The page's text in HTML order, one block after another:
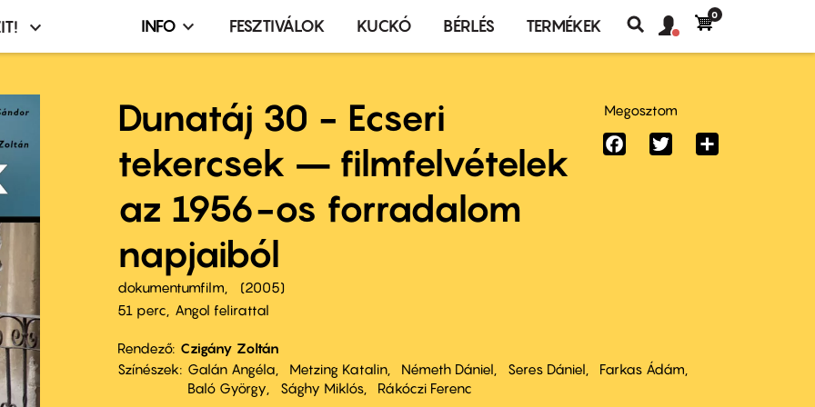
Infó,
terembérlés
menü
INFO FESZTIVÁLOK KUCKÓ BÉRLÉS TERMÉKEK
Keresés
fiók
Felhasználói
0
Dunatáj 30 - Ecseri
tekercsek – filmfelvételek
az 1956-os forradalom
napjaiból
dokumentumfilm
2005
51 perc,
Angol felirattal
Rendező Czigány Zoltán
Színészek
Galán Angéla Metzing Katalin Németh Dániel Seres Dániel
Farkas Ádám
Baló György
Sághy Miklós Rákóczi Ferenc
Megosztom
FacebookTwitter